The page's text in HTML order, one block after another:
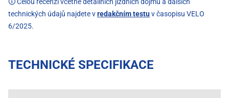
🛈 Celou recenzi včetně detailních jízdních dojmů a dalších
technických údajů najdete vredakčním testuv časopisu VELO
6/2025.
TECHNICKÉ SPECIFIKACE